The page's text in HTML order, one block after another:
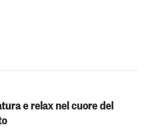
e relax nel cuore del